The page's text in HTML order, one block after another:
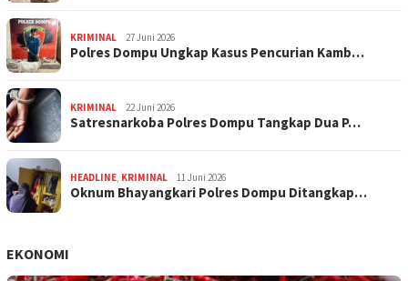
KRIMINAL 27 Juni 2026
Polres Dompu Ungkap Kasus Pencurian Kamb…
KRIMINAL 22 Juni 2026
Satresnarkoba Polres Dompu Tangkap Dua P…
HEADLINE, KRIMINAL 11 Juni 2026
Oknum Bhayangkari Polres Dompu Ditangkap…
EKONOMI